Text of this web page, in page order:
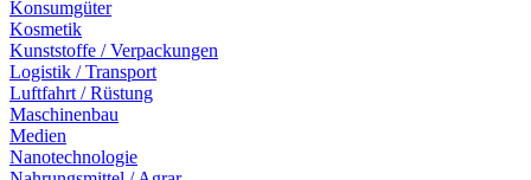
Konsumgüter
Kosmetik
Kunststoffe / Verpackungen
Logistik / Transport
Luftfahrt / Rüstung
Maschinenbau
Medien
Nanotechnologie